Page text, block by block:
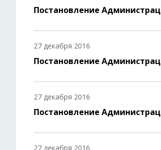
Постановление
27 декабря 2016
Постановление
27 декабря 2016
Постановление
27 декабря 2016